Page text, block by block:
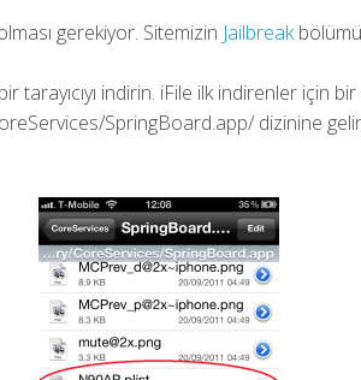
gerekiyor. Sitemizin Jailbreak
tarayıcıyı indirin. iFile ilk indirenler için
SpringBoard.app/ dizinine